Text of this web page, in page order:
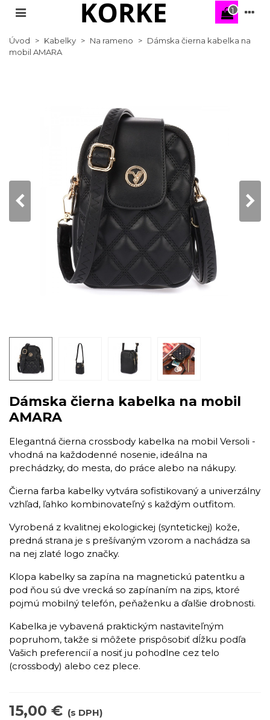
1
Úvod > Kabelky > Na rameno > Dámska čierna kabelka na
mobil AMARA
Dámska čierna kabelka na mobil
AMARA
Elegantná čierna crossbody kabelka na mobil Versoli -
vhodná na každodenné nosenie, ideálna na
prechádzky, do mesta, do práce alebo na nákupy.
Čierna farba kabelky vytvára sofistikovaný a univerzálny
vzhľad, ľahko kombinovateľný s každým outfitom.
Vyrobená z kvalitnej ekologickej (syntetickej) kože,
predná strana je s prešívaným vzorom a nachádza sa
na nej zlaté logo značky.
Klopa kabelky sa zapína na magnetickú patentku a
pod ňou sú dve vrecká so zapínaním na zips, ktoré
pojmú mobilný telefón, peňaženku a ďalšie drobnosti.
Kabelka je vybavená praktickým nastaviteľným
popruhom, takže si môžete prispôsobiť dĺžku podľa
Vašich preferencií a nosiť ju pohodlne cez telo
(crossbody) alebo cez plece.
15,00 € (s DPH)